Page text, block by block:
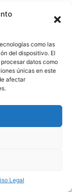
como las
del dispositivo. El
datos como
únicas en este
afectar
Legal
y
a
mediano y
cada
Por eso,
tan altas en
quisieras.
o ritmo